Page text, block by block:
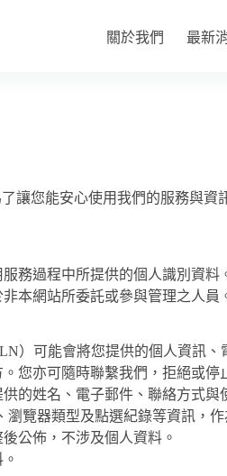
關於我們 最新
讓您能安心使用我們的服務與
務過程中所提供的個人識別資料
本網站所委託或參與管理之人員
）可能會將您提供的個人資訊
您亦可隨時聯繫我們，拒絕或停
的姓名、電子郵件、聯絡方式與
覽器類型及點選紀錄等資訊，
公佈，不涉及個人資料。